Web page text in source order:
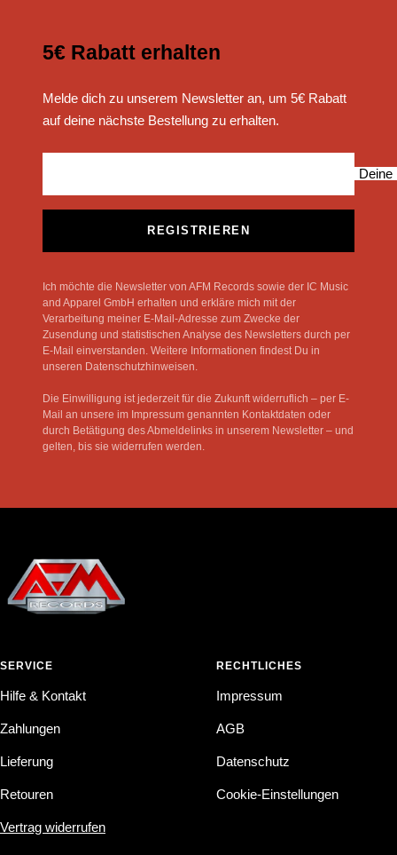
5€ Rabatt erhalten
Melde dich zu unserem Newsletter an, um 5€ Rabatt
auf deine nächste Bestellung zu erhalten.
Deine
REGISTRIEREN
Ich möchte die Newsletter von AFM Records sowie der IC Music
and Apparel GmbH erhalten und erkläre mich mit der
Verarbeitung meiner E-Mail-Adresse zum Zwecke der
Zusendung und statistischen Analyse des Newsletters durch per
E-Mail einverstanden. Weitere Informationen findest Du in
unseren Datenschutzhinweisen.
Die Einwilligung ist jederzeit für die Zukunft widerruflich – per E-
Mail an unsere im Impressum genannten Kontaktdaten oder
durch Betätigung des Abmeldelinks in unserem Newsletter – und
gelten, bis sie widerrufen werden.
SERVICE
Hilfe & Kontakt
Zahlungen
Lieferung
Retouren
Vertrag widerrufen
RECHTLICHES
Impressum
AGB
Datenschutz
Cookie-Einstellungen